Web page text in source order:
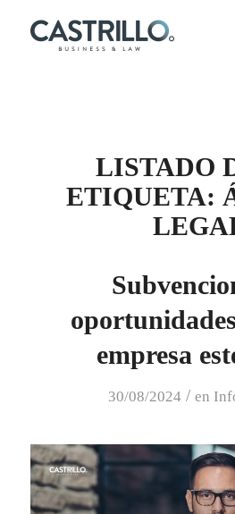
LISTADO
ETIQUETA:
empresa
30/08/2024 / en